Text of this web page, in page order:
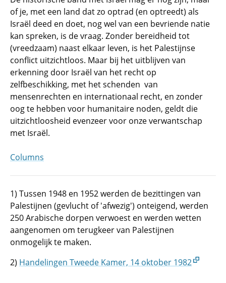
of je, met een land dat zo optrad (en optreedt) als
Israël deed en doet, nog wel van een bevriende natie
kan spreken, is de vraag. Zonder bereidheid tot
(vreedzaam) naast elkaar leven, is het Palestijnse
conflict uitzichtloos. Maar bij het uitblijven van
erkenning door Israël van het recht op
zelfbeschikking, met het schenden van
mensenrechten en internationaal recht, en zonder
oog te hebben voor humanitaire noden, geldt die
uitzichtloosheid evenzeer voor onze verwantschap
met Israël.
Columns
1) Tussen 1948 en 1952 werden de bezittingen van
Palestijnen (gevlucht of 'afwezig') onteigend, werden
250 Arabische dorpen verwoest en werden wetten
aangenomen om terugkeer van Palestijnen
onmogelijk te maken.
2) Handelingen Tweede Kamer, 14 oktober 1982